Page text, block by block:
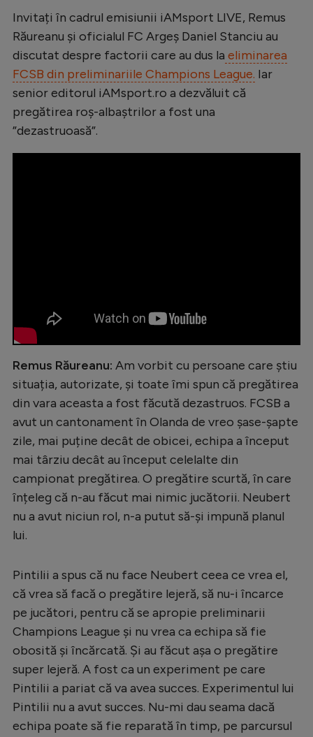
JO 2026
Intră în cont
Creează cont
Invitați în cadrul emisiunii iAMsport LIVE, Remus
Răureanu și oficialul FC Argeș Daniel Stanciu au
discutat despre factorii care au dus la eliminarea
FCSB din preliminariile Champions League. Iar
senior editorul iAMsport.ro a dezvăluit că
pregătirea roș-albaștrilor a fost una
”dezastruoasă”.
Remus Răureanu: Am vorbit cu persoane care știu
situația, autorizate, și toate îmi spun că pregătirea
din vara aceasta a fost făcută dezastruos. FCSB a
avut un cantonament în Olanda de vreo șase-șapte
zile, mai puține decât de obicei, echipa a început
mai târziu decât au început celelalte din
campionat pregătirea. O pregătire scurtă, în care
înțeleg că n-au făcut mai nimic jucătorii. Neubert
nu a avut niciun rol, n-a putut să-și impună planul
lui.
Pintilii a spus că nu face Neubert ceea ce vrea el,
că vrea să facă o pregătire lejeră, să nu-i încarce
pe jucători, pentru că se apropie preliminarii
Champions League și nu vrea ca echipa să fie
obosită și încărcată. Și au făcut așa o pregătire
super lejeră. A fost ca un experiment pe care
Pintilii a pariat că va avea succes. Experimentul lui
Pintilii nu a avut succes. Nu-mi dau seama dacă
echipa poate să fie reparată în timp, pe parcursul